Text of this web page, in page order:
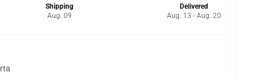
Shipping
Aug. 09
Delivered
Aug. 13 - Aug. 20